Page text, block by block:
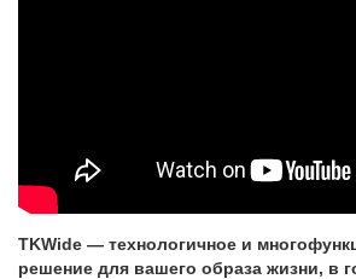
TKWide — технологичное и
решение для вашего образа жизни, в